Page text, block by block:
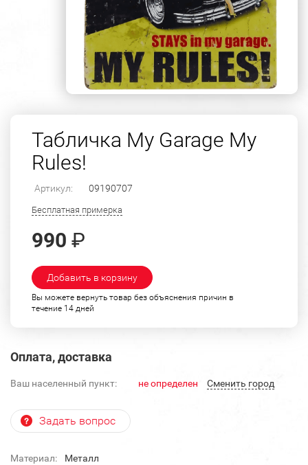
Табличка My Garage My
Rules!
Артикул: 09190707
Бесплатная примерка
990 ₽
Добавить в корзину
Вы можете вернуть товар без объяснения причин в
течение 14 дней
Оплата, доставка
Ваш населенный пункт: не определен Cменить город
Задать вопрос
Материал:
Металл